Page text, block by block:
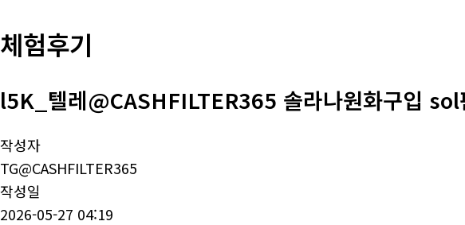
체험후기
l5K_텔레@CASHFILTER365 솔라나원화구입
작성자
TG@CASHFILTER365
작성일
2026-05-27 04:19